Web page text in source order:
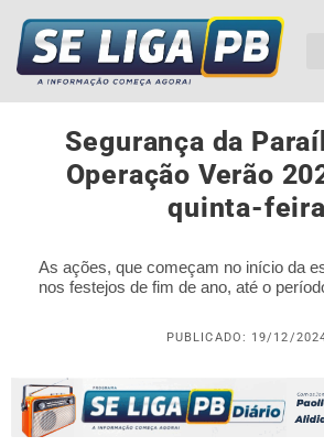
Segurança da
Operação Verão
quinta-feira
As ações, que começam no início da
nos festejos de fim de ano, até o
PUBLICADO: 19/12/